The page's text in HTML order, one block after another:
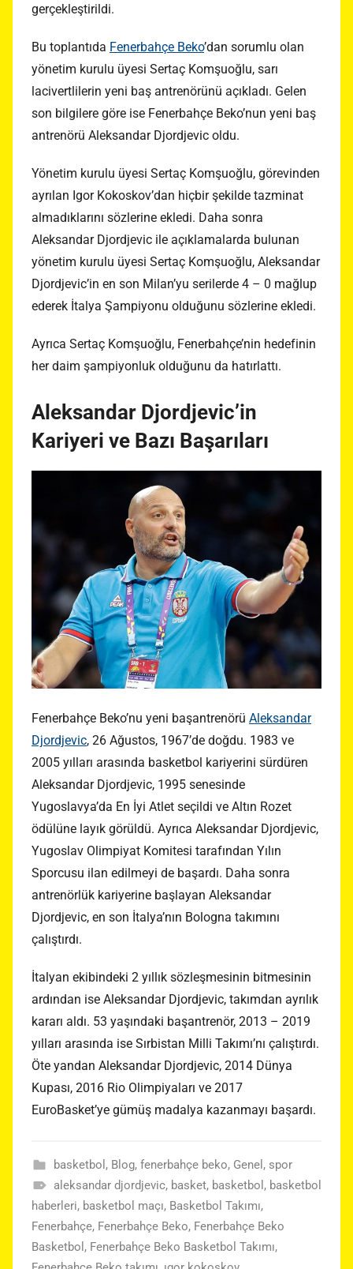
gerçekleştirildi.
Bu toplantıda Fenerbahçe Beko’dan sorumlu olan
yönetim kurulu üyesi Sertaç Komşuoğlu, sarı
lacivertlilerin yeni baş antrenörünü açıkladı. Gelen
son bilgilere göre ise Fenerbahçe Beko’nun yeni baş
antrenörü Aleksandar Djordjevic oldu.
Yönetim kurulu üyesi Sertaç Komşuoğlu, görevinden
ayrılan Igor Kokoskov’dan hiçbir şekilde tazminat
almadıklarını sözlerine ekledi. Daha sonra
Aleksandar Djordjevic ile açıklamalarda bulunan
yönetim kurulu üyesi Sertaç Komşuoğlu, Aleksandar
Djordjevic’in en son Milan’yu serilerde 4 – 0 mağlup
ederek İtalya Şampiyonu olduğunu sözlerine ekledi.
Ayrıca Sertaç Komşuoğlu, Fenerbahçe’nin hedefinin
her daim şampiyonluk olduğunu da hatırlattı.
Aleksandar Djordjevic’in
Kariyeri ve Bazı Başarıları
Fenerbahçe Beko’nu yeni başantrenörü Aleksandar
Djordjevic, 26 Ağustos, 1967’de doğdu. 1983 ve
2005 yılları arasında basketbol kariyerini sürdüren
Aleksandar Djordjevic, 1995 senesinde
Yugoslavya’da En İyi Atlet seçildi ve Altın Rozet
ödülüne layık görüldü. Ayrıca Aleksandar Djordjevic,
Yugoslav Olimpiyat Komitesi tarafından Yılın
Sporcusu ilan edilmeyi de başardı. Daha sonra
antrenörlük kariyerine başlayan Aleksandar
Djordjevic, en son İtalya’nın Bologna takımını
çalıştırdı.
İtalyan ekibindeki 2 yıllık sözleşmesinin bitmesinin
ardından ise Aleksandar Djordjevic, takımdan ayrılık
kararı aldı. 53 yaşındaki başantrenör, 2013 – 2019
yılları arasında ise Sırbistan Milli Takımı’nı çalıştırdı.
Öte yandan Aleksandar Djordjevic, 2014 Dünya
Kupası, 2016 Rio Olimpiyaları ve 2017
EuroBasket’ye gümüş madalya kazanmayı başardı.
basketbol , Blog, fenerbahçe beko, Genel , spor
aleksandar djordjevic, basket, basketbol , basketbol
haberleri, basketbol maçı, Basketbol Takımı,
Fenerbahçe, Fenerbahçe Beko, Fenerbahçe Beko
Basketbol , Fenerbahçe Beko Basketbol Takımı,